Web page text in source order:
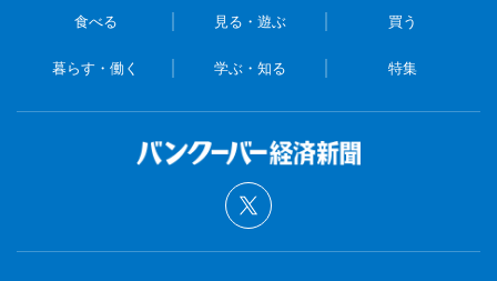
食べる 見る・遊ぶ 買う
暮らす・働く 学ぶ・知る 特集